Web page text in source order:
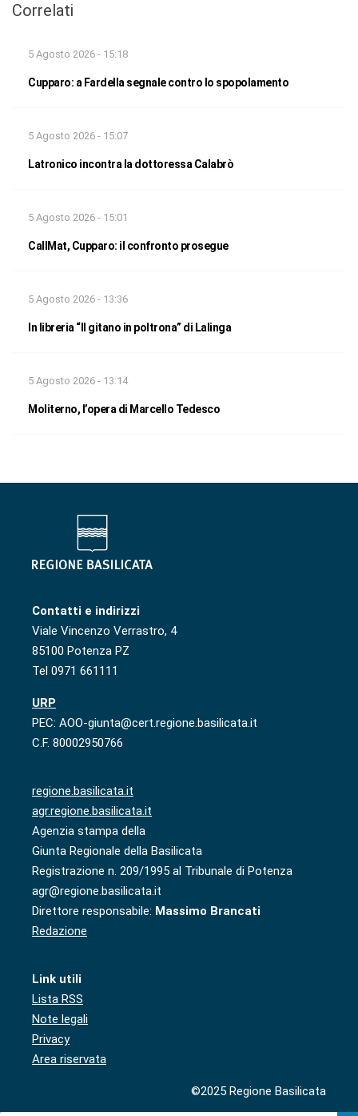
Correlati
5 Agosto 2026 - 15:18
Cupparo: a Fardella segnale contro lo spopolamento
5 Agosto 2026 - 15:07
Latronico incontra la dottoressa Calabrò
5 Agosto 2026 - 15:01
CallMat, Cupparo: il confronto prosegue
5 Agosto 2026 - 13:36
In libreria “Il gitano in poltrona” di Lalinga
5 Agosto 2026 - 13:14
Moliterno, l’opera di Marcello Tedesco
Contatti e indirizzi
Viale Vincenzo Verrastro, 4
85100 Potenza PZ
Tel 0971 661111
URP
PEC: AOO-giunta@cert.regione.basilicata.it
C.F. 80002950766
regione.basilicata.it
agr.regione.basilicata.it
Agenzia stampa della
Giunta Regionale della Basilicata
Registrazione n. 209/1995 al Tribunale di Potenza
agr@regione.basilicata.it
Direttore responsabile: Massimo Brancati
Redazione
Link utili
Lista RSS
Note legali
Privacy
Area riservata
©2025 Regione Basilicata